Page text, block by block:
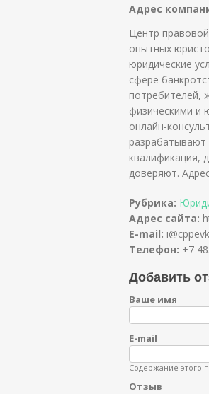
Адрес
Центр
опытных
юридические
сфере
потребителей,
физическими и
онлайн-
разрабатывают
квалификация,
доверяют.
Рубрика:
Адрес сайта:
E-mail:
Телефон: +7
Добавить
Ваше имя
E-mail
Содержание этого
Отзыв